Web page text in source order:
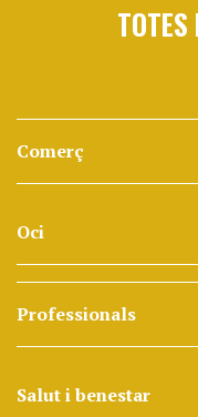
TOTES
Comerç
Oci
Professionals
Salut i benestar